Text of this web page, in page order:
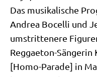
Das musi­ka­li­sche
Andrea Bocel­li und
umstrit­te­ne­re
Reg­gae­ton-Sän­ge­rin
[Homo-Para­de] in